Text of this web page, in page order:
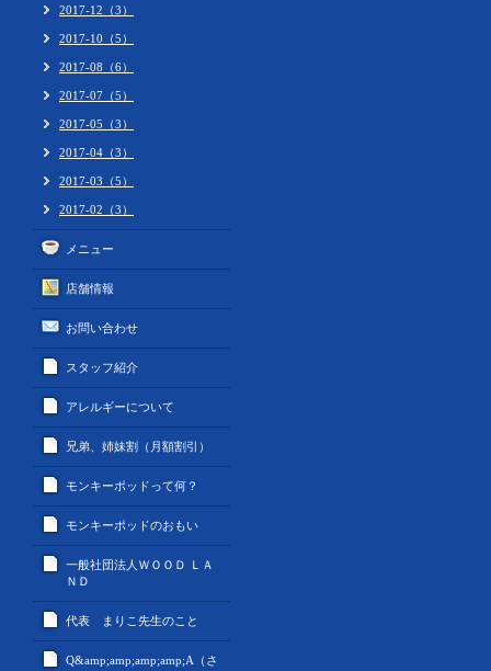
2017-12（3）
2017-10（5）
2017-08（6）
2017-07（5）
2017-05（3）
2017-04（3）
2017-03（5）
2017-02（3）
メニュー
店舗情報
お問い合わせ
スタッフ紹介
アレルギーについて
兄弟、姉妹割（月額割引）
モンキーポッドって何？
モンキーポッドのおもい
一般社団法人ＷＯＯＤ ＬＡ
ＮＤ
代表 まりこ先生のこと
Q&amp;amp;amp;amp;A（さ